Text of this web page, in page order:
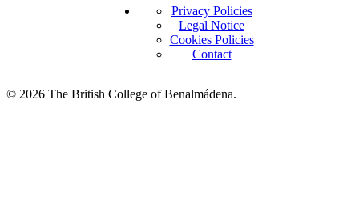
Privacy Policies
Legal Notice
Cookies Policies
Contact
© 2026 The British College of Benalmádena.